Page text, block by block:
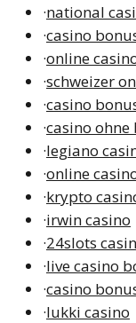
·national
·casino
·online
·schweizer
·casino
·casino
·legiano
·online
·krypto
·irwin casino
·24slots
·live casino
·casino
·lukki casino